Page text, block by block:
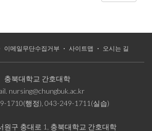
이메일무단수집거부 사이트맵 오시는 길
충북대학교 간호대학
nursing@chungbuk.ac.kr
1710(행정), 043-249-1711(실습)
원구 충대로 1, 충북대학교 간호대학